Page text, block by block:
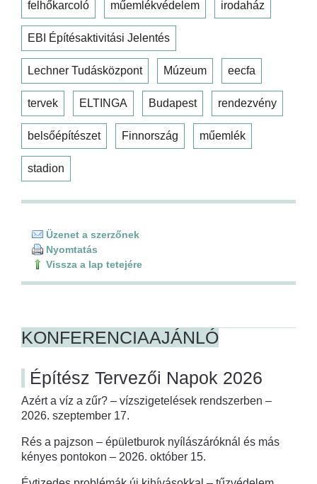
felhőkarcoló műemlékvédelem irodaház
EBI Építésaktivitási Jelentés
Lechner Tudásközpont Múzeum eecfa
tervek ELTINGA Budapest rendezvény
belsőépítészet Finnország műemlék
stadion
Üzenet a szerzőnek
Nyomtatás
Vissza a lap tetejére
KONFERENCIAAJÁNLÓ
Építész Tervezői Napok 2026
Azért a víz a zűr? – vízszigetelések rendszerben –
2026. szeptember 17.
Rés a pajzson – épületburok nyílászáróknál és más
kényes pontokon – 2026. október 15.